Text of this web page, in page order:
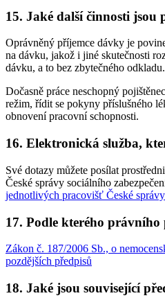
15. Jaké další činnosti jsou
Oprávněný příjemce dávky je
na dávku, jakož i jiné skutečnosti
dávku, a to bez zbytečného odkladu.
Dočasně práce neschopný
režim, řídit se pokyny příslušného
obnovení pracovní schopnosti.
16. Elektronická služba,
Své dotazy můžete posílat
České správy sociálního
jednotlivých pracovišť České
17. Podle kterého právního
Zákon č. 187/2006 Sb., o
pozdějších předpisů
18. Jaké jsou související